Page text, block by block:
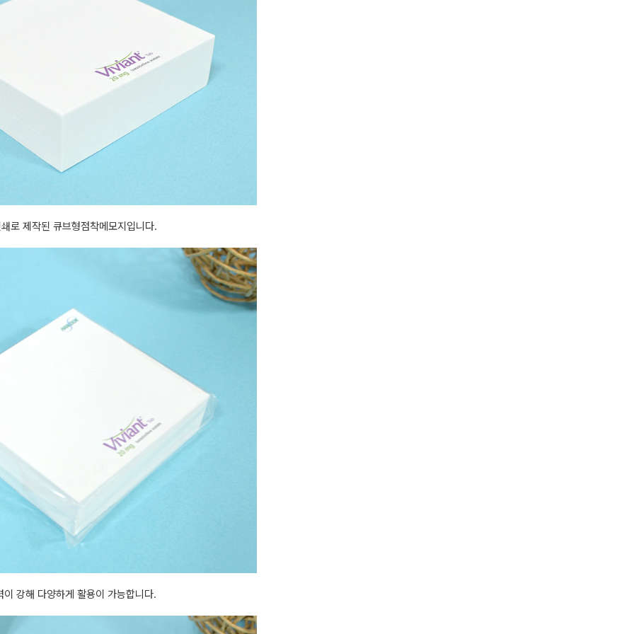
로 제작된 큐브형점착메모지입니다.
이 강해 다양하게 활용이 가능합니다.